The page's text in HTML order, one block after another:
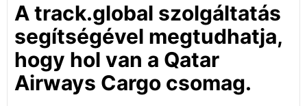
A track.global szolgáltatás
segítségével megtudhatja,
hogy hol van a Qatar
Airways Cargo csomag.